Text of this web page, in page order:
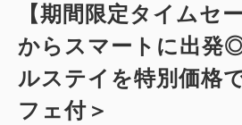
【期間限定タイムセ
からスマートに出発
ルステイを特別価格
フェ付＞